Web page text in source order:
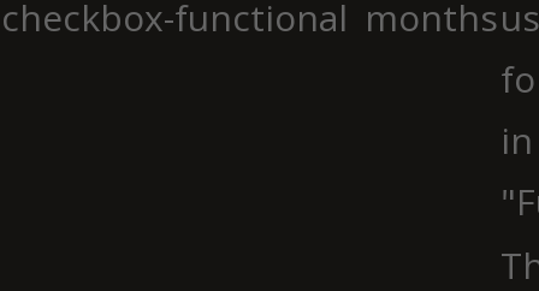
checkbox-functional months